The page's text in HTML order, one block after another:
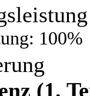
100%
(1.